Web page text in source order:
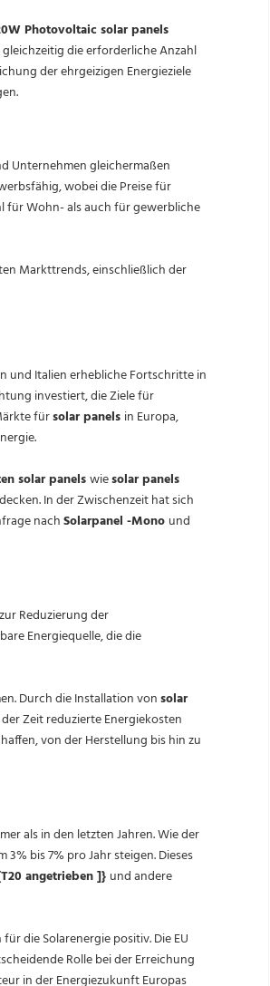
0W Photovoltaic solar panels
die erforderliche Anzahl
der ehrgeizigen Energieziele
Unternehmen gleichermaßen
wobei die Preise für
für Wohn- als auch für gewerbliche
Markttrends, einschließlich der
und Italien erhebliche Fortschritte in
investiert, die Ziele für
fürsolar panels in Europa,
solar panelswiesolar panels
In der Zwischenzeit hat sich
nachSolarpanel -Mono und
Reduzierung der
Energiequelle, die die
Durch die Installation vonsolar
Zeit reduzierte Energiekosten
von der Herstellung bis hin zu
als in den letzten Jahren. Wie der
bis 7% pro Jahr steigen. Dieses
angetrieben ]} und andere
die Solarenergie positiv. Die EU
Rolle bei der Erreichung
in der Energiezukunft Europas